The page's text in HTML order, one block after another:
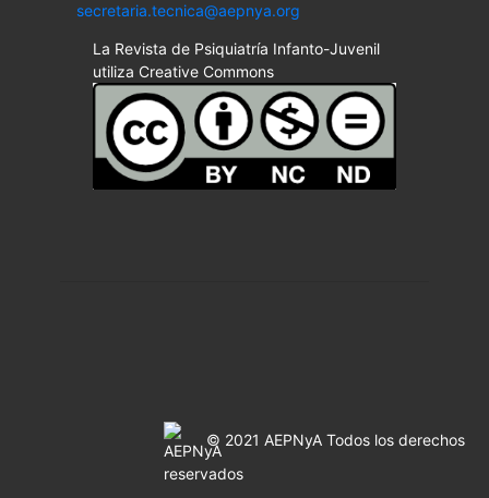
secretaria.tecnica@aepnya.org
La Revista de Psiquiatría Infanto-Juvenil
utiliza Creative Commons
© 2021 AEPNyA Todos los derechos
reservados